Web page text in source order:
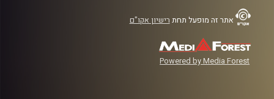
אתר זה מופעל תחת רישיון אקו"ם
Powered by Media Forest